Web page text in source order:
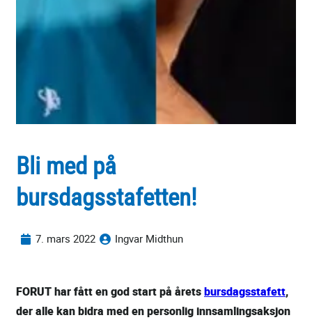
Bli med på
bursdagsstafetten!
7. mars 2022 Ingvar Midthun
FORUT har fått en god start på åretsbursdagsstafett,
der alle kan bidra med en personlig innsamlingsaksjon